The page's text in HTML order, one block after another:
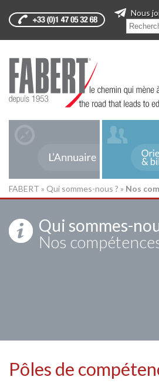
Nous
FABERT » Qui sommes-nous ? » Nos
Qui sommes-
Nos
Pôles de